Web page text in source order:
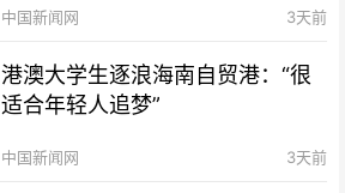
中国新闻网 3天前
港澳大学生逐浪海南自贸港：“很
适合年轻人追梦”
中国新闻网 3天前